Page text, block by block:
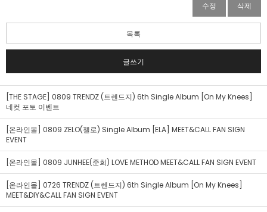
수정 삭제
목록
글쓰기
[THE STAGE] 0809 TRENDZ (트렌드지) 6th Single Album [On My Knees]
네컷 포토 이벤트
[온라인몰] 0809 ZELO(젤로) Single Album [ELA] MEET&CALL FAN SIGN
EVENT
[온라인몰] 0809 JUNHEE(준희) LOVE METHOD MEET&CALL FAN SIGN EVENT
[온라인몰] 0726 TRENDZ (트렌드지) 6th Single Album [On My Knees]
MEET&DIY&CALL FAN SIGN EVENT